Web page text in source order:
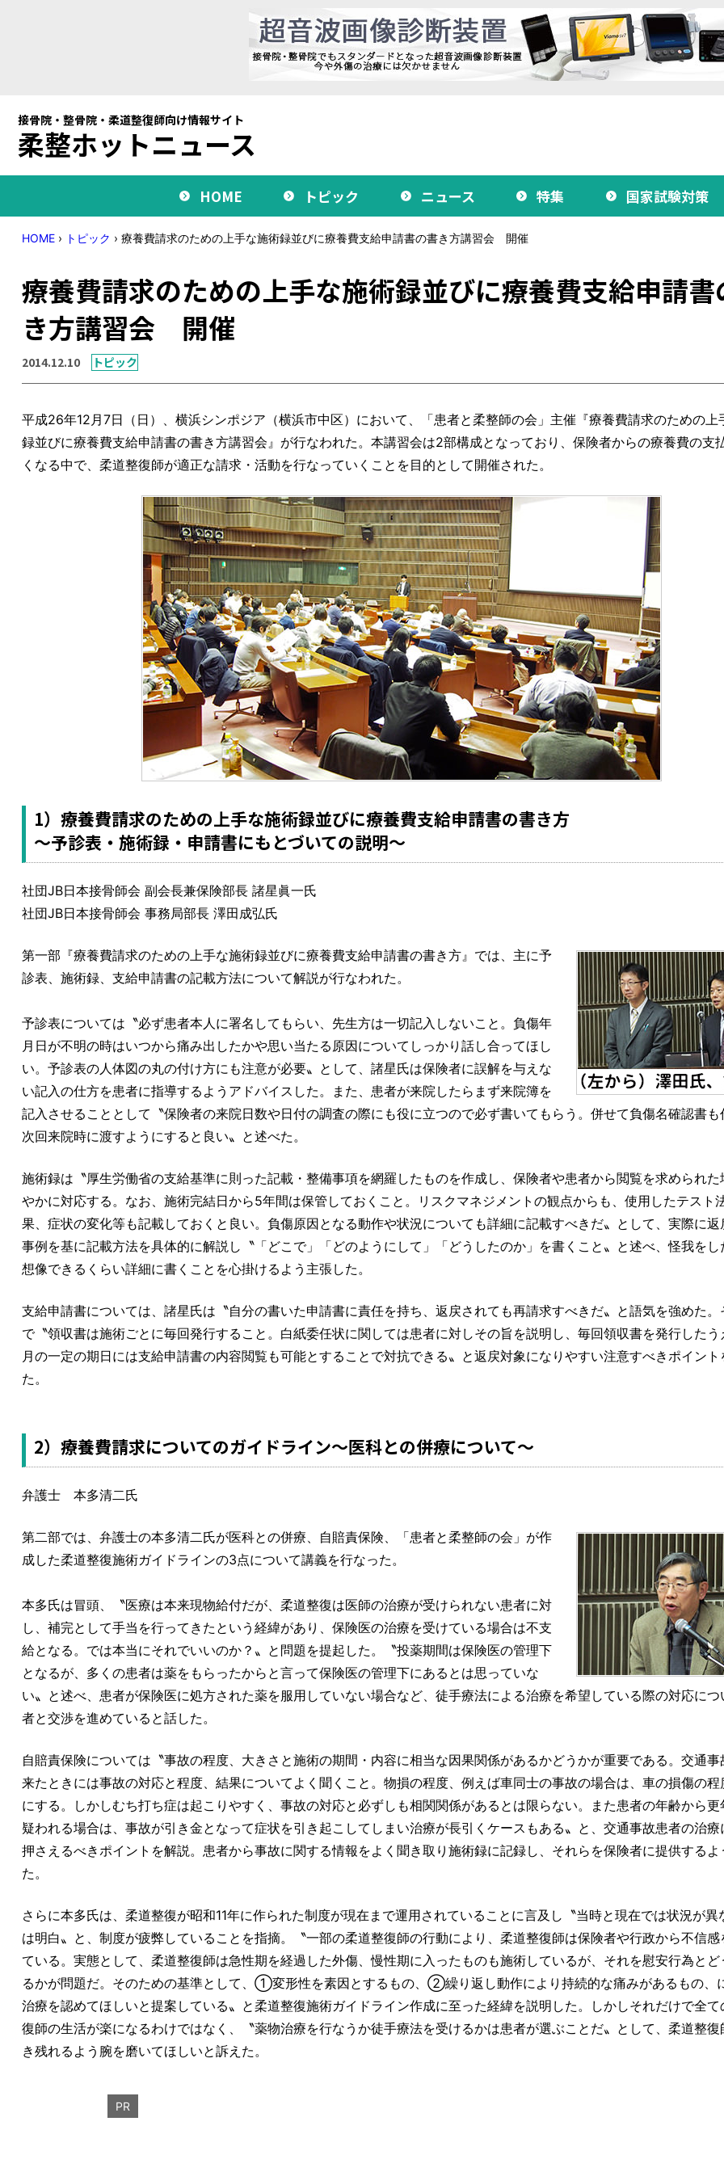
接骨院・整骨院・柔道整復師向け情報サイト
柔整ホットニュース
HOME トピック ニュース 特集 国家試験対策
HOME › トピック › 療養費請求のための上手な施術録並びに療養費支給申請書の書き方講習会 開催
療養費請求のための上手な施術録並びに療養費支給申請書
き方講習会 開催
2014.12.10 トピック
平成26年12月7日（日）、横浜シンポジア（横浜市中区）において、「患者と柔整師の会」主催『療養費請求のための上
録並びに療養費支給申請書の書き方講習会』が行なわれた。本講習会は2部構成となっており、保険者からの療養費の支
くなる中で、柔道整復師が適正な請求・活動を行なっていくことを目的として開催された。
1）療養費請求のための上手な施術録並びに療養費支給申請書の書き方
～予診表・施術録・申請書にもとづいての説明～
社団JB日本接骨師会 副会長兼保険部長 諸星眞一氏
社団JB日本接骨師会 事務局部長 澤田成弘氏
第一部『療養費請求のための上手な施術録並びに療養費支給申請書の書き方』では、主に予
診表、施術録、支給申請書の記載方法について解説が行なわれた。
予診表については〝必ず患者本人に署名してもらい、先生方は一切記入しないこと。負傷年
月日が不明の時はいつから痛み出したかや思い当たる原因についてしっかり話し合ってほし
い。予診表の人体図の丸の付け方にも注意が必要〟として、諸星氏は保険者に誤解を与えな
い記入の仕方を患者に指導するようアドバイスした。また、患者が来院したらまず来院簿を
記入させることとして〝保険者の来院日数や日付の調査の際にも役に立つので必ず書いてもらう。併せて負傷名確認書も
次回来院時に渡すようにすると良い〟と述べた。
施術録は〝厚生労働省の支給基準に則った記載・整備事項を網羅したものを作成し、保険者や患者から閲覧を求められた
やかに対応する。なお、施術完結日から5年間は保管しておくこと。リスクマネジメントの観点からも、使用したテスト
果、症状の変化等も記載しておくと良い。負傷原因となる動作や状況についても詳細に記載すべきだ〟として、実際に返
事例を基に記載方法を具体的に解説し〝「どこで」「どのようにして」「どうしたのか」を書くこと〟と述べ、怪我をし
想像できるくらい詳細に書くことを心掛けるよう主張した。
支給申請書については、諸星氏は〝自分の書いた申請書に責任を持ち、返戻されても再請求すべきだ〟と語気を強めた。
で〝領収書は施術ごとに毎回発行すること。白紙委任状に関しては患者に対しその旨を説明し、毎回領収書を発行したう
月の一定の期日には支給申請書の内容閲覧も可能とすることで対抗できる〟と返戻対象になりやすい注意すべきポイント
た。
2）療養費請求についてのガイドライン～医科との併療について～
弁護士 本多清二氏
第二部では、弁護士の本多清二氏が医科との併療、自賠責保険、「患者と柔整師の会」が作
成した柔道整復施術ガイドラインの3点について講義を行なった。
本多氏は冒頭、〝医療は本来現物給付だが、柔道整復は医師の治療が受けられない患者に対
し、補完として手当を行ってきたという経緯があり、保険医の治療を受けている場合は不支
給となる。では本当にそれでいいのか？〟と問題を提起した。〝投薬期間は保険医の管理下
となるが、多くの患者は薬をもらったからと言って保険医の管理下にあるとは思っていな
い〟と述べ、患者が保険医に処方された薬を服用していない場合など、徒手療法による治療を希望している際の対応につ
者と交渉を進めていると話した。
自賠責保険については〝事故の程度、大きさと施術の期間・内容に相当な因果関係があるかどうかが重要である。交通事
来たときには事故の対応と程度、結果についてよく聞くこと。物損の程度、例えば車同士の事故の場合は、車の損傷の程
にする。しかしむち打ち症は起こりやすく、事故の対応と必ずしも相関関係があるとは限らない。また患者の年齢から更
疑われる場合は、事故が引き金となって症状を引き起こしてしまい治療が長引くケースもある〟と、交通事故患者の治療
押さえるべきポイントを解説。患者から事故に関する情報をよく聞き取り施術録に記録し、それらを保険者に提供するよ
た。
さらに本多氏は、柔道整復が昭和11年に作られた制度が現在まで運用されていることに言及し〝当時と現在では状況が異
は明白〟と、制度が疲弊していることを指摘。〝一部の柔道整復師の行動により、柔道整復師は保険者や行政から不信感
ている。実態として、柔道整復師は急性期を経過した外傷、慢性期に入ったものも施術しているが、それを慰安行為とど
るかが問題だ。そのための基準として、①変形性を素因とするもの、②繰り返し動作により持続的な痛みがあるもの、
治療を認めてほしいと提案している〟と柔道整復施術ガイドライン作成に至った経緯を説明した。しかしそれだけで全て
復師の生活が楽になるわけではなく、〝薬物治療を行なうか徒手療法を受けるかは患者が選ぶことだ〟として、柔道整復
き残れるよう腕を磨いてほしいと訴えた。
PR